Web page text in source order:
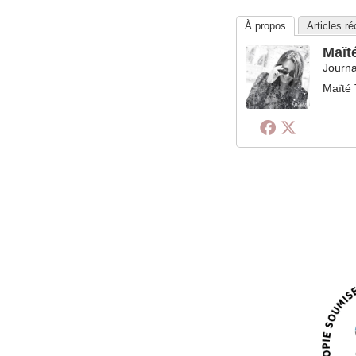
À propos Articles
Maïté